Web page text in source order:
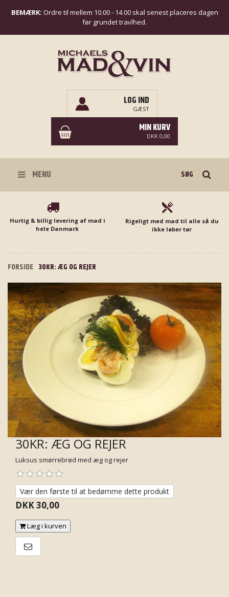
BEMÆRK: Ordre til mellem 10.00 - 14.00 skal senest placeres dagen
før grundet travlhed.
LOG IND
GÆST
MIN KURV
DKK 0,00
MENU
Hurtig & billig levering af mad i
hele Danmark
Rigeligt med mad til alle så du
ikke løber tør
FORSIDE 30KR: ÆG OG REJER
30KR: ÆG OG REJER
Luksus smørrebrød med æg og rejer
Vær den første til at bedømme dette produkt
DKK 30,00
Læg i kurven
E-mail til en ven